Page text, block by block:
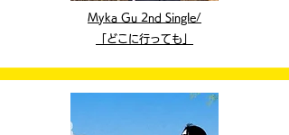
Myka Gu 2nd Single/
​「どこに行っても」